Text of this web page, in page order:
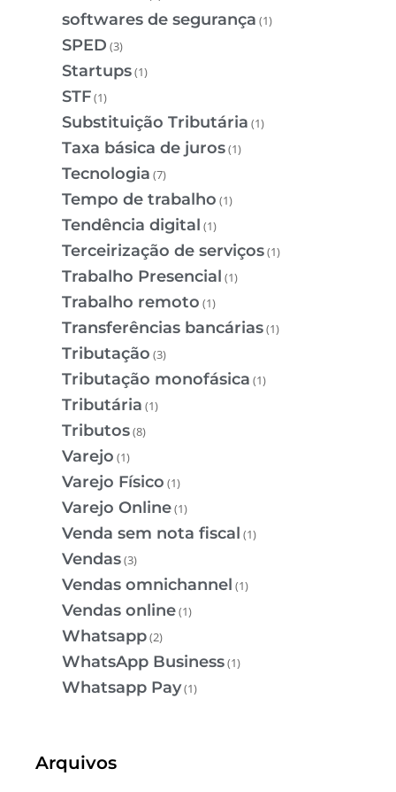
softwares de segurança (1)
SPED (3)
Startups(1)
STF(1)
Substituição Tributária (1)
Taxa básica de juros(1)
Tecnologia (7)
Tempo de trabalho (1)
Tendência digital (1)
Terceirização de serviços(1)
Trabalho Presencial (1)
Trabalho remoto (1)
Transferências bancárias(1)
Tributação (3)
Tributação monofásica (1)
Tributária (1)
Tributos(8)
Varejo (1)
Varejo Físico (1)
Varejo Online(1)
Venda sem nota fiscal (1)
Vendas(3)
Vendas omnichannel (1)
Vendas online(1)
Whatsapp(2)
WhatsApp Business(1)
Whatsapp Pay(1)
Arquivos